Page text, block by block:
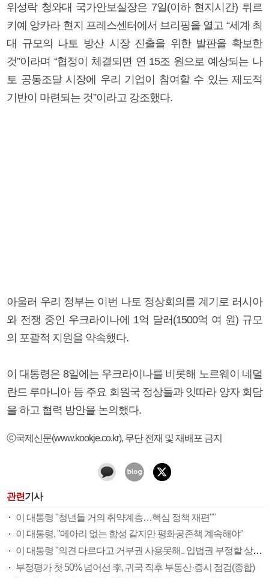
위성락 청와대 국가안보실장은 7일(이하 현지시간) 튀르
키예 앙카라 현지 프레스센터에서 브리핑을 열고 “세계 최
대 규모의 나토 방산 시장 진출을 위한 발판을 확보한
것”이라며 “협정이 체결되면 연 15조 원으로 예상되는 나
토 공동조달 시장에 우리 기업이 참여할 수 있는 제도적
기반이 마련되는 것”이라고 강조했다.
아울러 우리 정부는 이번 나토 정상회의를 계기로 러시아
와 전쟁 중인 우크라이나에 1억 달러(1500억 여 원) 규모
의 포괄적 지원을 약속했다.
이 대통령은 8일에는 우크라이나를 비롯해 노르웨이 네덜
란드 루마니아 등 주요 회원국 정상들과 잇따라 양자 회담
을 하고 협력 방안을 논의했다.
ⓒ국제신문(www.kookje.co.kr), 무단 전재 및 재배포 금지
관련기사
이 대통령 "청년들 거의 취약계층…핵심 정책 재편""
이 대통령, "메아리 없는 함성 같지만 평화공존책 계속해야"
이 대통령 "의견 다르다고 거부권 사용못해.. 입법권 부정할 상황이라 보기 어려워"
부정평가 첫 50% 넘어선 李, 귀국 직후 부동산·증시 점검(종합)